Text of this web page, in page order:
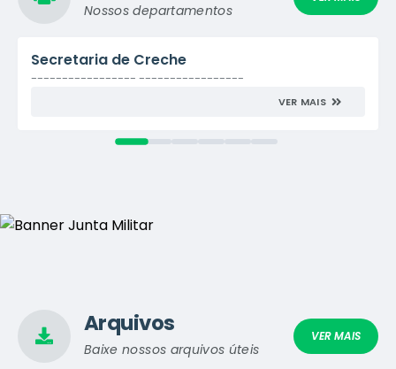
Edição nº1189 Quarta-feira
Nossos departamentos
Secretaria de Creche
----------------- -----------------
VER MAIS
Arquivos
Baixe nossos arquivos úteis
VER MAIS